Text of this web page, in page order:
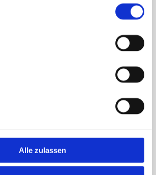
Alle zulassen